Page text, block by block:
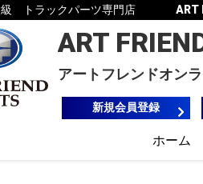
級 トラックパーツ専門店 ART
ART
アートフレンドオン
新規会員登録
ホーム